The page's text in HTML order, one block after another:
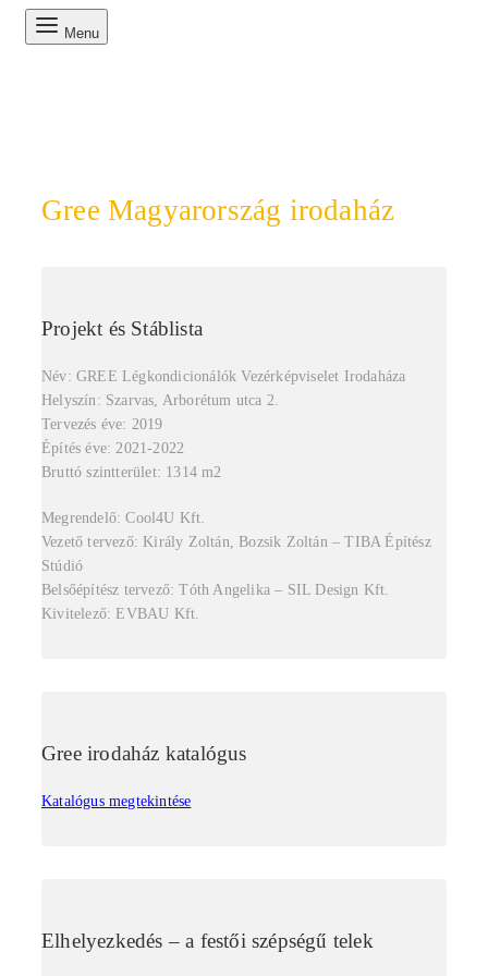
Menu
Gree Magyarország irodaház
Projekt és Stáblista
Név: GREE Légkondicionálók Vezérképviselet Irodaháza
Helyszín: Szarvas, Arborétum utca 2.
Tervezés éve: 2019
Építés éve: 2021-2022
Bruttó szintterület: 1314 m2
Megrendelő: Cool4U Kft.
Vezető tervező: Király Zoltán, Bozsik Zoltán – TIBA Építész
Stúdió
Belsőépítész tervező: Tóth Angelika – SIL Design Kft.
Kivitelező: EVBAU Kft.
Gree irodaház katalógus
Katalógus megtekintése
Elhelyezkedés – a festői szépségű telek